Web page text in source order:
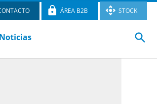
ÁREA B2B STOCK
Noticias